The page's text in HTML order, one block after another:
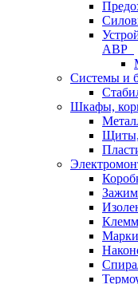
АВР
Системы и
Шкафы,
Щиты,